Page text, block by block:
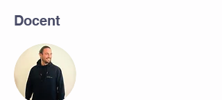
Docent